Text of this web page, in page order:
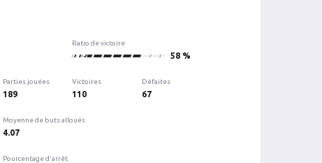
Ratio de victoire
110 58 %
Parties jouées
189
Victoires
110
Défaites
67
Moyenne de buts alloués
4.07
Pourcentage d'arrêt